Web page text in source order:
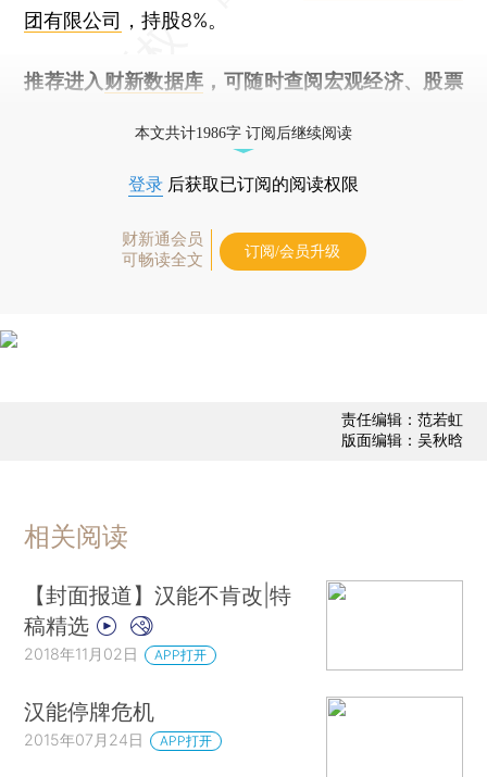
团有限公司 ，持股8%。
推荐进入 财新数据库 ，可随时查阅宏观经济、股票
本文共计1986字 订阅后继续阅读
登录 后获取已订阅的阅读权限
财新通会员
可畅读全文
订阅/会员升级
责任编辑：范若虹
版面编辑：吴秋晗
相关阅读
【封面报道】汉能不肯改|特
稿精选
2018年11月02日 APP打开
汉能停牌危机
2015年07月24日 APP打开